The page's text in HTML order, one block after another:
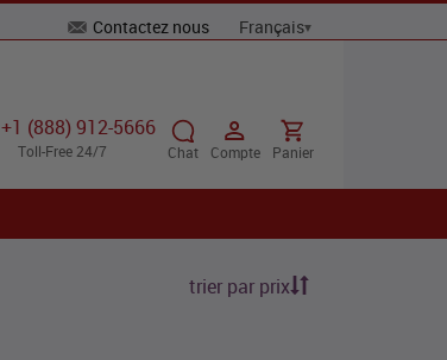
Contactez nous
+1 (888) 912-5666
Toll-Free 24/7 Chat Compte Panier
trier par prix